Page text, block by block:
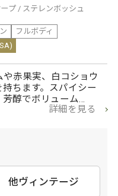
プ
ステレンボッシュ
フルボディ
赤果実、白コショウ
ちます。スパイシー
醇でボリューム…
詳細を見る
他ヴィンテージ